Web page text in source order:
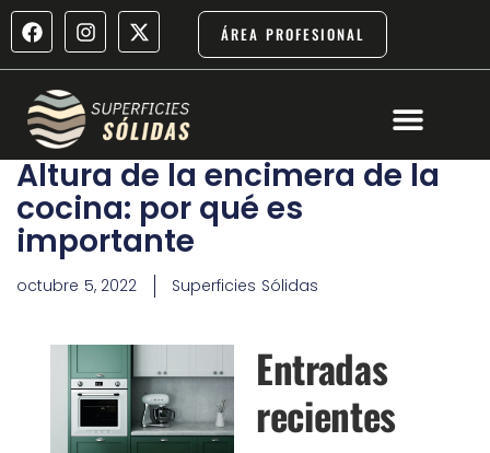
ÁREA PROFESIONAL
Altura de la encimera de la
cocina: por qué es
importante
octubre 5, 2022 Superficies Sólidas
Entradas
recientes